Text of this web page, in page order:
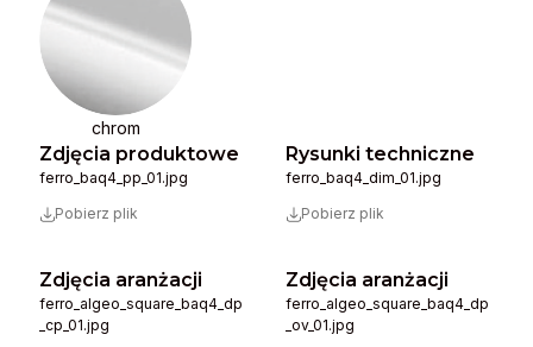
chrom
Zdjęcia produktowe
ferro_baq4_pp_01.jpg
Pobierz plik
Rysunki techniczne
ferro_baq4_dim_01.jpg
Pobierz plik
Zdjęcia aranżacji
ferro_algeo_square_baq4_dp
_cp_01.jpg
Zdjęcia aranżacji
ferro_algeo_square_baq4_dp
_ov_01.jpg